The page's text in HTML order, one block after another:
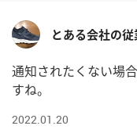
とある会社の従
通知されたくない場
すね。
2022.01.20